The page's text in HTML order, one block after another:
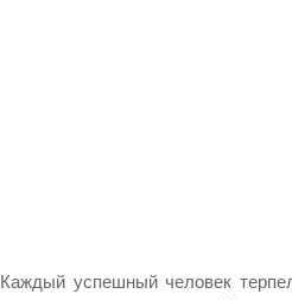
Каждый успешный человек